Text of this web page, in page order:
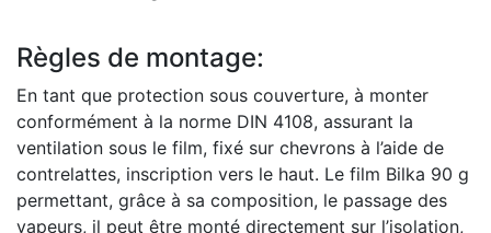
Règles de montage:
En tant que protection sous couverture, à monter
conformément à la norme DIN 4108, assurant la
ventilation sous le film, fixé sur chevrons à l’aide de
contrelattes, inscription vers le haut. Le film Bilka 90 g
permettant, grâce à sa composition, le passage des
vapeurs, il peut être monté directement sur l’isolation,